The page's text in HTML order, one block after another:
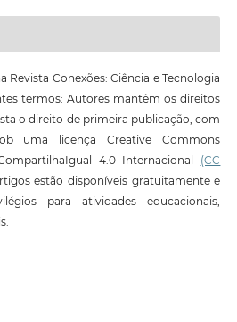
Revista Conexões: Ciência e Tecnologia
termos: Autores mantêm os direitos
o direito de primeira publicação, com
uma licença Creative Commons
4.0 Internacional (CC
estão disponíveis gratuitamente e
para atividades educacionais,